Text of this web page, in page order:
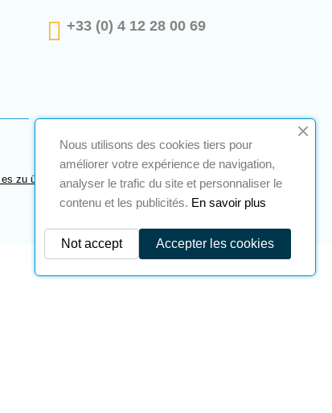
+33 (0) 4 12 28 00 69
zu überprüfen.
Nous utilisons des cookies tiers pour
améliorer votre expérience de navigation,
analyser le trafic du site et personnaliser le
contenu et les publicités. En savoir plus
Accepter les cookies
Not accept